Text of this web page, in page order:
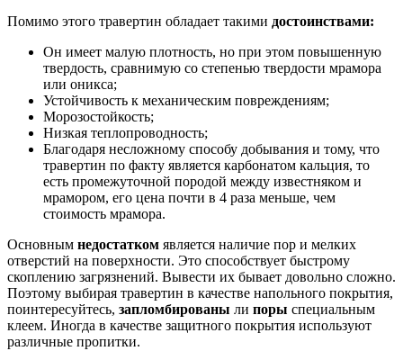
Помимо этого травертин обладает такими достоинствами:
Он имеет малую плотность, но при этом повышенную
твердость, сравнимую со степенью твердости мрамора
или оникса;
Устойчивость к механическим повреждениям;
Морозостойкость;
Низкая теплопроводность;
Благодаря несложному способу добывания и тому, что
травертин по факту является карбонатом кальция, то
есть промежуточной породой между известняком и
мрамором, его цена почти в 4 раза меньше, чем
стоимость мрамора.
Основным недостатком является наличие пор и мелких
отверстий на поверхности. Это способствует быстрому
скоплению загрязнений. Вывести их бывает довольно сложно.
Поэтому выбирая травертин в качестве напольного покрытия,
поинтересуйтесь, запломбированы ли поры специальным
клеем. Иногда в качестве защитного покрытия используют
различные пропитки.